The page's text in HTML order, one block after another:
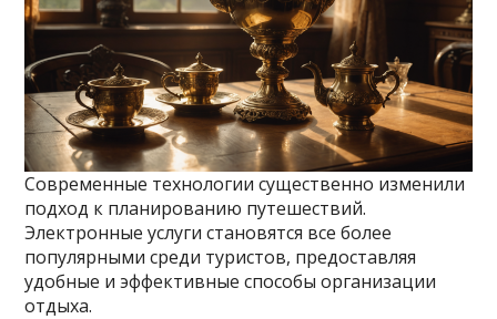
Современные технологии существенно изменили
подход к планированию путешествий.
Электронные услуги становятся все более
популярными среди туристов, предоставляя
удобные и эффективные способы организации
отдыха.